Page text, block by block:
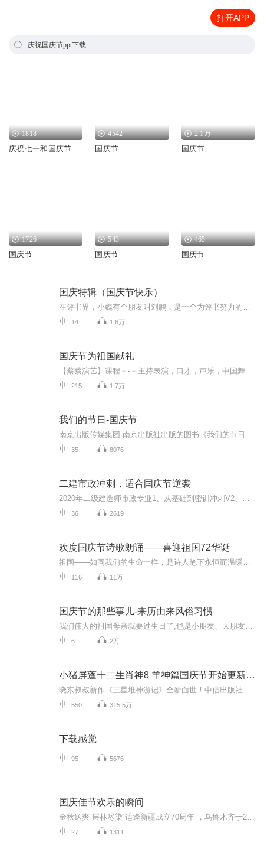
打开APP
庆祝国庆节ppt下载
1818
庆祝七一和国庆节
4542
国庆节
2.1万
国庆节
1726
国庆节
543
国庆节
465
国庆节
国庆特辑（国庆节快乐）
14 1.6万
国庆节为祖国献礼
215 1.7万
我们的节日-国庆节
35 8076
二建市政冲刺，适合国庆节逆袭
36 2619
欢度国庆节诗歌朗诵——喜迎祖国72华诞
116 11万
国庆节的那些事儿-来历由来风俗习惯
6 2万
小猪屏蓬十二生肖神8 羊神篇国庆节开始更新啦！
550 315.5万
下载感觉
95 5676
国庆佳节欢乐的瞬间
27 1311